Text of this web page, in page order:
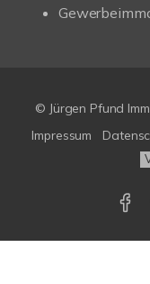
© Jürgen Pfund
Impressum